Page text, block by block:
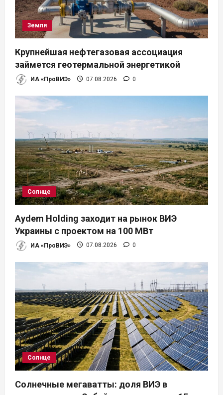
Земля
Крупнейшая нефтегазовая ассоциация
займется геотермальной энергетикой
ИА «ПроВИЭ» 07.08.2026 0
Солнце
Aydem Holding заходит на рынок ВИЭ
Украины с проектом на 100 МВт
ИА «ПроВИЭ» 07.08.2026 0
Солнце
Солнечные мегаватты: доля ВИЭ в